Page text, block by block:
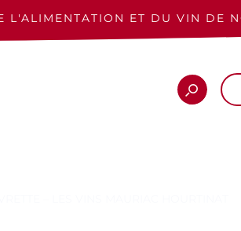
L'ALIMENTATION ET DU VIN DE